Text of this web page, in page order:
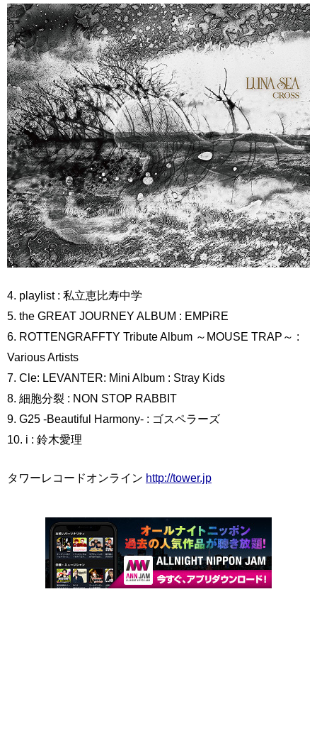
4. playlist : 私立恵比寿中学
5. the GREAT JOURNEY ALBUM : EMPiRE
6. ROTTENGRAFFTY Tribute Album ～MOUSE TRAP～ :
Various Artists
7. Cle: LEVANTER: Mini Album : Stray Kids
8. 細胞分裂 : NON STOP RABBIT
9. G25 -Beautiful Harmony- : ゴスペラーズ
10. i : 鈴木愛理
タワーレコードオンライン http://tower.jp